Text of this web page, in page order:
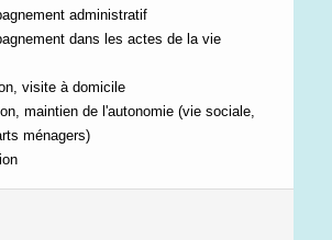
administratif
dans les actes de la vie
visite à domicile
maintien de l'autonomie (vie sociale,
ménagers)